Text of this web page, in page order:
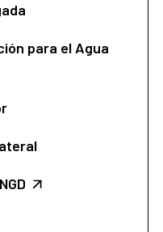
para el Agua